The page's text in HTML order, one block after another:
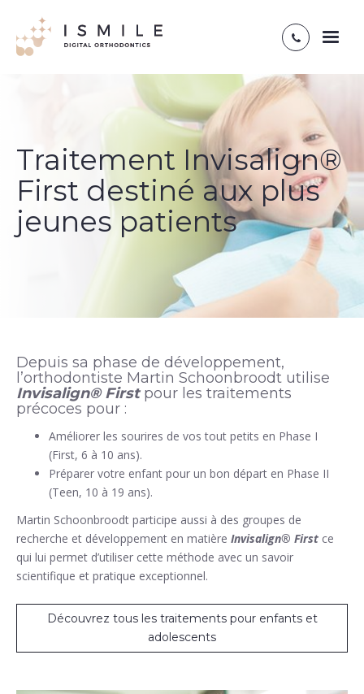
Traitement Invisalign®
First destiné aux plus
jeunes patients
Depuis sa phase de développement,
l’orthodontiste Martin Schoonbroodt utilise
Invisalign® Firstpour les traitements
précoces pour :
Améliorer les sourires de vos tout petits en Phase I
(First, 6 à 10 ans).
Préparer votre enfant pour un bon départ en Phase II
(Teen, 10 à 19 ans).
Martin Schoonbroodt participe aussi à des groupes de
recherche et développement en matière Invisalign® First ce
qui lui permet d’utiliser cette méthode avec un savoir
scientifique et pratique exceptionnel.
Découvrez tous les traitements pour enfants et
adolescents